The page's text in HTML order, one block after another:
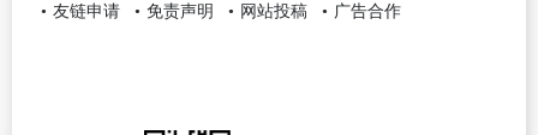
友链申请 免责声明 网站投稿 广告合作